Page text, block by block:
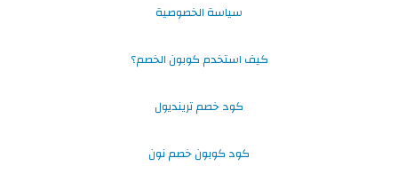
سياسة الخصوصية
كيف استخدم كوبون الخصم؟
كود خصم ترينديول
كود كوبون خصم نون